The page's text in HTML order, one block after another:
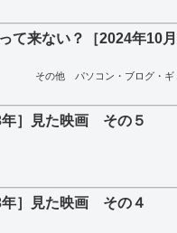
て来ない？［2024年10月
その他
パソコン・ブログ・
年］見た映画 その５
年］見た映画 その４